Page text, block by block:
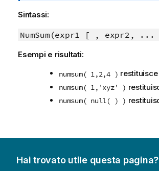
f
r
a
Sintassi:
NumSum(expr1 [ , expr2, ...
Esempi e risultati:
numsum( 1,2,4 ) restituisce
numsum( 1,'xyz' )
numsum( null( ) )
Hai trovato utile questa pagina?